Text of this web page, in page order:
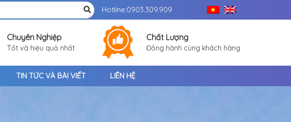
Hotline:0903.309.909
Chuyên Nghiệp
Tốt và hiệu quả nhất
Chất Lượng
Đồng hành cùng khách hàng
TIN TỨC VÀ BÀI VIẾT LIÊN HỆ